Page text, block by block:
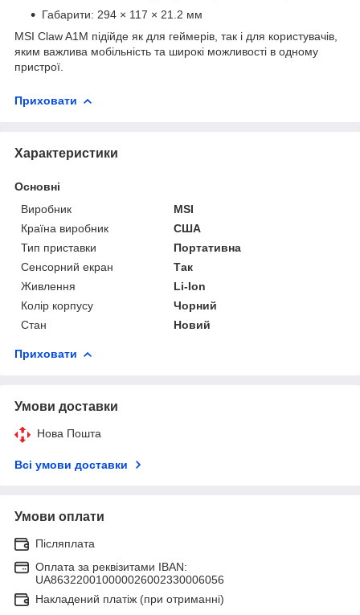
Габарити: 294 × 117 × 21.2 мм
MSI Claw A1M підійде як для геймерів, так і для користувачів,
яким важлива мобільність та широкі можливості в одному
пристрої.
Приховати
Характеристики
Основні
Виробник
MSI
Країна виробник
США
Тип приставки
Портативна
Сенсорний екран
Так
Живлення
Li-Ion
Колір корпусу
Чорний
Стан
Новий
Приховати
Умови доставки
Нова Пошта
Всі умови доставки
Умови оплати
Післяплата
Оплата за реквізитами IBAN:
UA863220010000026002330006056
Накладений платіж (при отриманні)